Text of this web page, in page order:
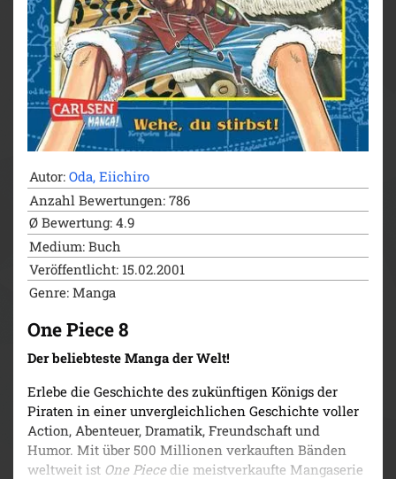
Autor: Oda, Eiichiro
Anzahl Bewertungen: 786
Ø Bewertung: 4.9
Medium: Buch
Veröffentlicht: 15.02.2001
Genre: Manga
One Piece 8
Der beliebteste Manga der Welt!
Erlebe die Geschichte des zukünftigen Königs der
Piraten in einer unvergleichlichen Geschichte voller
Action, Abenteuer, Dramatik, Freundschaft und
Humor. Mit über 500 Millionen verkauften Bänden
weltweit ist One Piecedie meistverkaufte Mangaserie